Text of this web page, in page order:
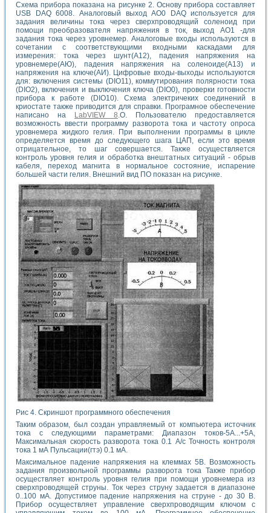
Схема прибора показана на рисунке 2. Основу прибора составляет
USB DAQ 6008. Аналоговый выход АО0 DAQ используется для
задания величины тока через сверхпроводящий соленоид при
помощи преобразователя напряжения в ток, выход АО1 -для
задания тока через уровнемер. Аналоговые входы используются в
сочетании с соответствующими входными каскадами для
измерения: тока через шунт(А12), падения напряжения на
уровнемере(АЮ), падения напряжения на соленоиде(А13) и
напряжения на ключе(АИ). Цифровые входы-выходы используются
для: включения системы (DIO11), коммутирования полярности тока
(DIO2), включения и выключения ключа (DIO0), проверки готовности
прибора к работе (DIO10). Схема электричеких соединений в
криостате также приводится для справки. Програмное обеспечение
написано на
LabVIEW 8.O. Пользователю предоставляется
возможность ввести программу разворота тока и частоту опроса
уровнемера жидкого гелия. При выполнении программы в цикле
определяется время до следующего шага ЦАП, если это время
отрицательное, то шаг совершается. Также осуществляется
контроль уровня гелия и обработка внештатных ситуаций - обрыв
кабеля, переход магнита в нормальное состояние, испарение
большей части гелия. Внешний вид ПО показан на рисунке.
Рис 4. Скриншот программного обеспечения
Таким образом, был создан управляемый от компьютера источник
тока с следующими параметрами: Диапазон токов-5А...+5А,
Максимальная скорость разворота тока 0.1 А/с Точность контроля
тока 1 мА Пульсации(гтэ) 0.1 мА.
Максимальное падение напряжения на клеммах 5В. Возможность
задания произвольной программы разворота тока Также прибор
осуществляет контроль уровня гелия при помощи уровнемера из
сверхпроводящей струны. Ток через струну задается в диапазоне
0..100 мА. Допустимое падение напряжения на струне - до 30 В.
Прибор осуществляет управление сверхпроводящим ключом с